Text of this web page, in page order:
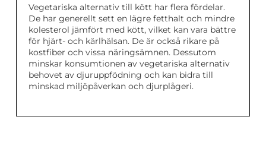
Vegetariska alternativ till kött har flera fördelar.
De har generellt sett en lägre fetthalt och mindre
kolesterol jämfört med kött, vilket kan vara bättre
för hjärt- och kärlhälsan. De är också rikare på
kostfiber och vissa näringsämnen. Dessutom
minskar konsumtionen av vegetariska alternativ
behovet av djuruppfödning och kan bidra till
minskad miljöpåverkan och djurplågeri.